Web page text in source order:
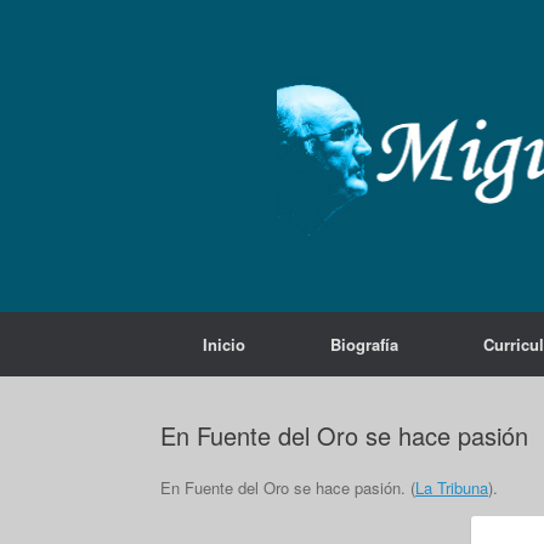
Inicio Biografía
En Fuente del Oro se hace pasión
En Fuente del Oro se hace pasión. (La Tribuna).